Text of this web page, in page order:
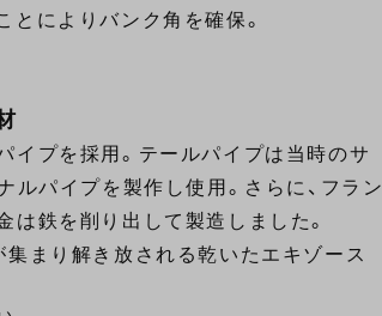
とによりバンク角を確保。
イプを採用。テールパイプは当時のサ
パイプを製作し使用。さらに、フラン
は鉄を削り出して製造しました。
まり解き放される乾いたエキゾース